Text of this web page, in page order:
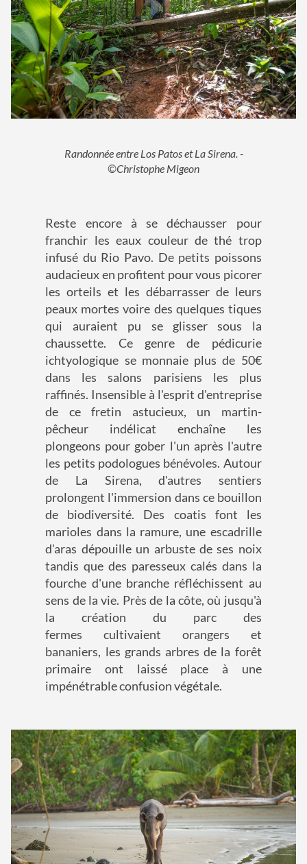
Randonnée entre Los Patos et La Sirena. -
©Christophe Migeon
Reste encore à se déchausser pour
franchir les eaux couleur de thé trop
infusé du Rio Pavo. De petits poissons
audacieux en profitent pour vous picorer
les orteils et les débarrasser de leurs
peaux mortes voire des quelques tiques
qui auraient pu se glisser sous la
chaussette. Ce genre de pédicurie
ichtyologique se monnaie plus de 50€
dans les salons parisiens les plus
raffinés. Insensible à l'esprit d'entreprise
de ce fretin astucieux, un martin-
pêcheur indélicat enchaîne les
plongeons pour gober l'un après l'autre
les petits podologues bénévoles. Autour
de La Sirena, d'autres sentiers
prolongent l'immersion dans ce bouillon
de biodiversité. Des coatis font les
marioles dans la ramure, une escadrille
d'aras dépouille un arbuste de ses noix
tandis que des paresseux calés dans la
fourche d'une branche réfléchissent au
sens de la vie. Près de la côte, où jusqu'à
la création du parc des
fermes cultivaient orangers et
bananiers, les grands arbres de la forêt
primaire ont laissé place à une
impénétrable confusion végétale.